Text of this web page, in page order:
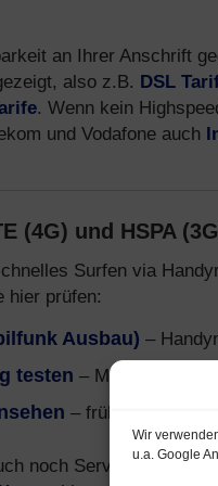
Wir
u.a. Google
an Ihrer Anschrift
also z.B. DSL
. Wenn kein
und Vodafone auch
(4G) und HSPA
Surfen via
hier prüfen:
Ausbau) –
testen – Mobilfunk-Netz
– früher o2- und
noch Service-